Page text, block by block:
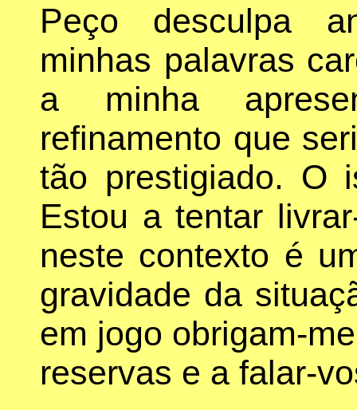
Peço desculpa
minhas palavras
a minha
refinamento que
tão prestigiado. O
Estou a tentar
neste contexto é
gravidade da
em jogo obrigam-
reservas e a falar-